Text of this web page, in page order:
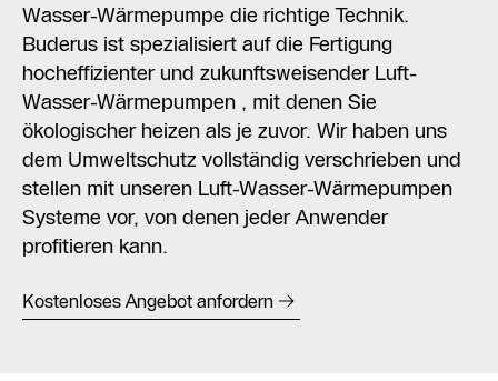
Wasser-Wärmepumpe die richtige Technik.
Buderus ist spezialisiert auf die Fertigung
hocheffizienter und zukunftsweisender Luft-
Wasser-Wärmepumpen , mit denen Sie
ökologischer heizen als je zuvor. Wir haben uns
dem Umweltschutz vollständig verschrieben und
stellen mit unseren Luft-Wasser-Wärmepumpen
Systeme vor, von denen jeder Anwender
profitieren kann.
Kostenloses Angebot anfordern